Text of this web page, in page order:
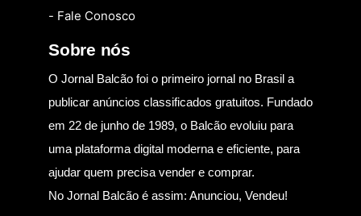
- Fale Conosco
Sobre nós
O Jornal Balcão foi o primeiro jornal no Brasil a
publicar anúncios classificados gratuitos. Fundado
em 22 de junho de 1989, o Balcão evoluiu para
uma plataforma digital moderna e eficiente, para
ajudar quem precisa vender e comprar.
No Jornal Balcão é assim: Anunciou, Vendeu!